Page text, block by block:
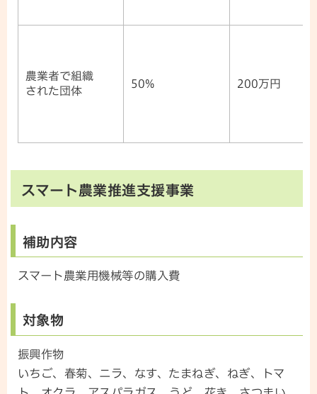
農業者で組織
された団体
50% 200万円
スマート農業推進支援事業
補助内容
スマート農業用機械等の購入費
対象物
振興作物
いちご、春菊、ニラ、なす、たまねぎ、ねぎ、トマ